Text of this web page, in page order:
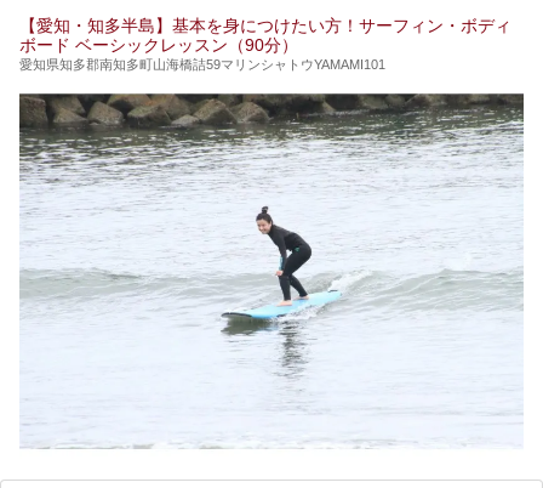
【愛知・知多半島】基本を身につけたい方！サーフィン・ボディ
ボード ベーシックレッスン（90分）
愛知県知多郡南知多町山海橋詰59マリンシャトウYAMAMI101